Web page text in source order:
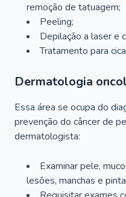
remoção de tatuagem;
Peeling;
Depilação a laser e
Tratamento para
Dermatologia
Essa área se ocupa do
prevenção do câncer de
dermatologista:
Examinar pele,
lesões, manchas e